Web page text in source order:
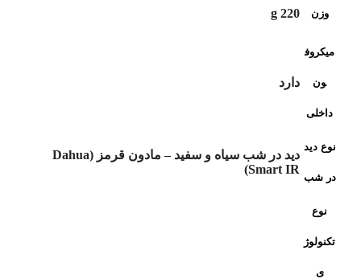
وزن 220 g
میکروف
ون
داخلی
دارد
نوع دید
در شب
دید در شب سیاه و سفید – مادون قرمز (Dahua
Smart IR)
نوع
تکنولوژ
ی